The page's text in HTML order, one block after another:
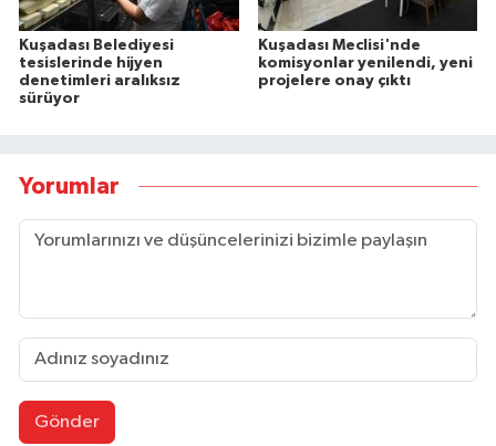
Kuşadası Belediyesi
tesislerinde hijyen
denetimleri aralıksız
sürüyor
Kuşadası Meclisi'nde
komisyonlar yenilendi, yeni
projelere onay çıktı
Yorumlar
Gönder